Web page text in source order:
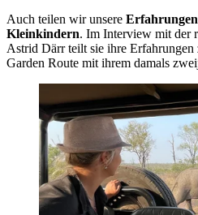
Auch teilen wir unsere
Kleinkindern. Im Interview mit der
Astrid Därr teilt sie ihre Erfahrungen
Garden Route mit ihrem damals